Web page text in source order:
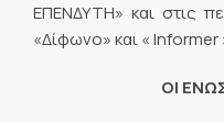
ΕΠΕΝΔΥΤΗ» και στις
«Δίφωνο» και « Informer
ΟΙ